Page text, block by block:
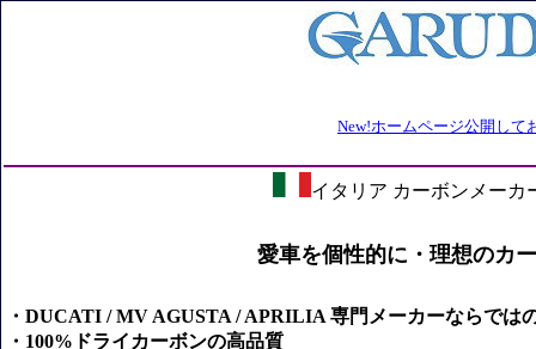
イタリア カーボンメーカ
愛車を個性的に・理想のカ
・DUCATI / MV AGUSTA / APRILIA 専門メーカーならで
・100%ドライカーボンの高品質